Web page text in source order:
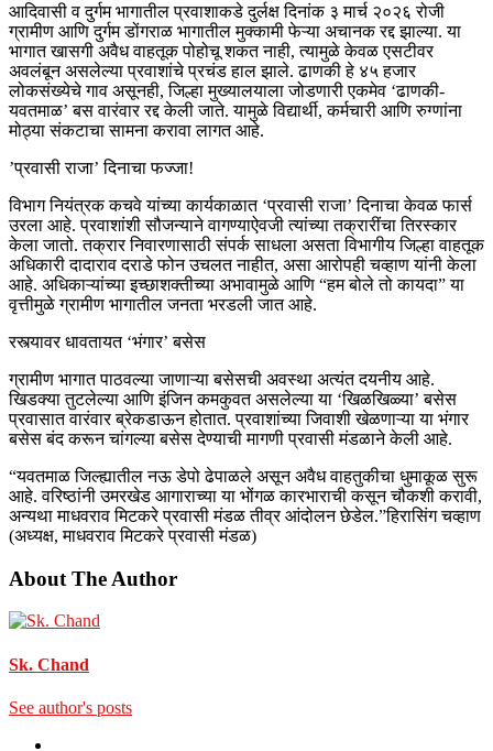
​आदिवासी व दुर्गम भागातील प्रवाशाकडे दुर्लक्ष ​दिनांक ३ मार्च २०२६ रोजी
ग्रामीण आणि दुर्गम डोंगराळ भागातील मुक्कामी फेऱ्या अचानक रद्द झाल्या. या
भागात खासगी अवैध वाहतूक पोहोचू शकत नाही, त्यामुळे केवळ एसटीवर
अवलंबून असलेल्या प्रवाशांचे प्रचंड हाल झाले. ढाणकी हे ४५ हजार
लोकसंख्येचे गाव असूनही, जिल्हा मुख्यालयाला जोडणारी एकमेव ‘ढाणकी-
यवतमाळ’ बस वारंवार रद्द केली जाते. यामुळे विद्यार्थी, कर्मचारी आणि रुग्णांना
मोठ्या संकटाचा सामना करावा लागत आहे.
​’प्रवासी राजा’ दिनाचा फज्जा!
​विभाग नियंत्रक कचवे यांच्या कार्यकाळात ‘प्रवासी राजा’ दिनाचा केवळ फार्स
उरला आहे. प्रवाशांशी सौजन्याने वागण्याऐवजी त्यांच्या तक्रारींचा तिरस्कार
केला जातो. तक्रार निवारणासाठी संपर्क साधला असता विभागीय जिल्हा वाहतूक
अधिकारी दादाराव दराडे फोन उचलत नाहीत, असा आरोपही चव्हाण यांनी केला
आहे. अधिकाऱ्यांच्या इच्छाशक्तीच्या अभावामुळे आणि “हम बोले तो कायदा” या
वृत्तीमुळे ग्रामीण भागातील जनता भरडली जात आहे.
​रस्त्यावर धावतायत ‘भंगार’ बसेस
​ग्रामीण भागात पाठवल्या जाणाऱ्या बसेसची अवस्था अत्यंत दयनीय आहे.
खिडक्या तुटलेल्या आणि इंजिन कमकुवत असलेल्या या ‘खिळखिळ्या’ बसेस
प्रवासात वारंवार ब्रेकडाऊन होतात. प्रवाशांच्या जिवाशी खेळणाऱ्या या भंगार
बसेस बंद करून चांगल्या बसेस देण्याची मागणी प्रवासी मंडळाने केली आहे.
“यवतमाळ जिल्ह्यातील नऊ डेपो ढेपाळले असून अवैध वाहतुकीचा धुमाकूळ सुरू
आहे. वरिष्ठांनी उमरखेड आगाराच्या या भोंगळ कारभाराची कसून चौकशी करावी,
अन्यथा माधवराव मिटकरे प्रवासी मंडळ तीव्र आंदोलन छेडेल.”हिरासिंग चव्हाण
(अध्यक्ष, माधवराव मिटकरे प्रवासी मंडळ)
About The Author
Sk. Chand
See author's posts